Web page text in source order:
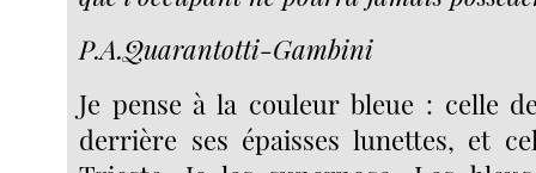
P.A.Quarantotti-Gambini
Je pense à la couleur bleue : celle
derrière ses épaisses lunettes, et